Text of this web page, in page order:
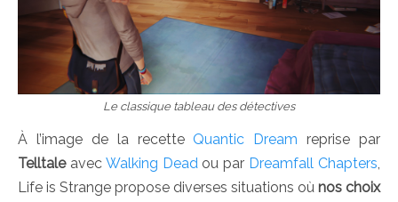
Le classique tableau des détectives
À l’image de la recette Quantic Dream reprise par
Telltaleavec Walking Deadou par Dreamfall Chapters,
Life is Strange propose diverses situations où nos choix